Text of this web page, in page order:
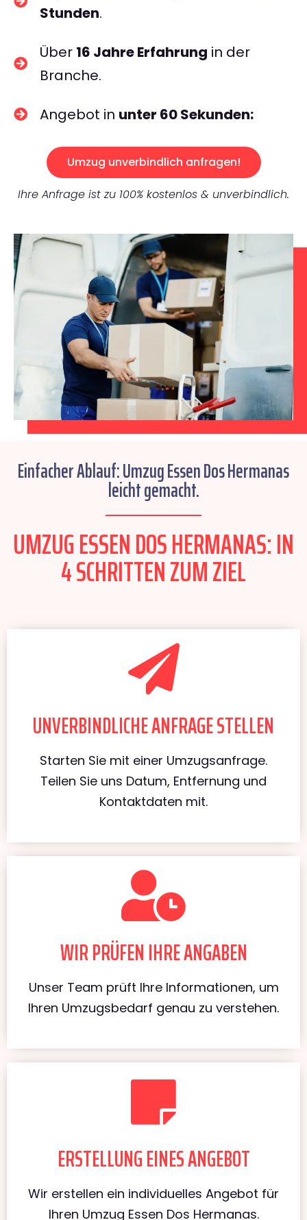
Stunden.
Über 16 Jahre Erfahrung in der
Branche.
Angebot in unter 60 Sekunden:
Umzug unverbindlich anfragen!
Ihre Anfrage ist zu 100% kostenlos & unverbindlich.
Einfacher Ablauf: Umzug Essen Dos Hermanas
leicht gemacht.
UMZUG ESSEN DOS HERMANAS: IN
4 SCHRITTEN ZUM ZIEL
UNVERBINDLICHE ANFRAGE STELLEN
Starten Sie mit einer Umzugsanfrage.
Teilen Sie uns Datum, Entfernung und
Kontaktdaten mit.
WIR PRÜFEN IHRE ANGABEN
Unser Team prüft Ihre Informationen, um
Ihren Umzugsbedarf genau zu verstehen.
ERSTELLUNG EINES ANGEBOT
Wir erstellen ein individuelles Angebot für
Ihren Umzug Essen Dos Hermanas.